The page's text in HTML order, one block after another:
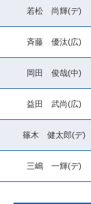
若松 尚輝(デ)
斉藤 優汰(広)
岡田 俊哉(中)
益田 武尚(広)
篠木 健太郎(デ)
三嶋 一輝(デ)